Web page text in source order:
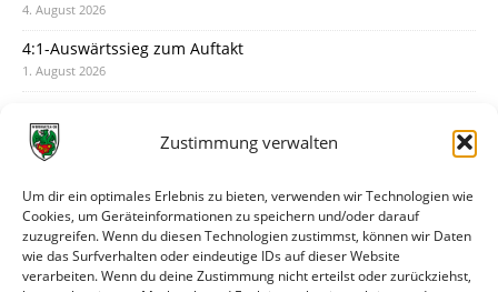
Zustimmung verwalten
Um dir ein optimales Erlebnis zu bieten, verwenden wir Technologien wie
Cookies, um Geräteinformationen zu speichern und/oder darauf
zuzugreifen. Wenn du diesen Technologien zustimmst, können wir Daten
wie das Surfverhalten oder eindeutige IDs auf dieser Website
verarbeiten. Wenn du deine Zustimmung nicht erteilst oder zurückziehst,
4. August 2026
4:1-Auswärtssieg zum Auftakt
1. August 2026
31. Juli 2026
30. Juli 2026
Deine Spielminute: 89+1
28. Juli 2026